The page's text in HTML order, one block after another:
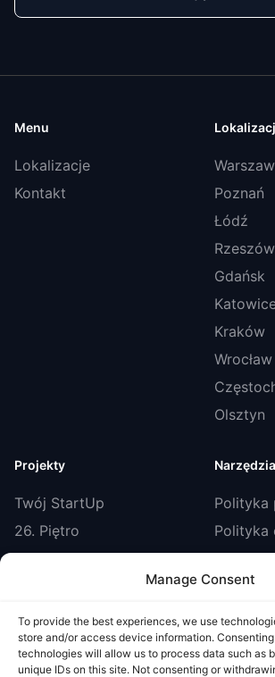
Manage Consent
To provide the best experiences, we use
store and/or access device information.
technologies will allow us to process data such as
unique IDs on this site. Not consenting or
Menu
Lokalizacje
Kontakt
Poznań
Łódź
Rzeszów
Gdańsk
Kraków
Wrocław
Olsztyn
Projekty
Twój StartUp
26. Piętro
Smart Biznes
StartUp Booster
Twoja Szkoła
Narzędzia
Polityka
Polityka
Portal